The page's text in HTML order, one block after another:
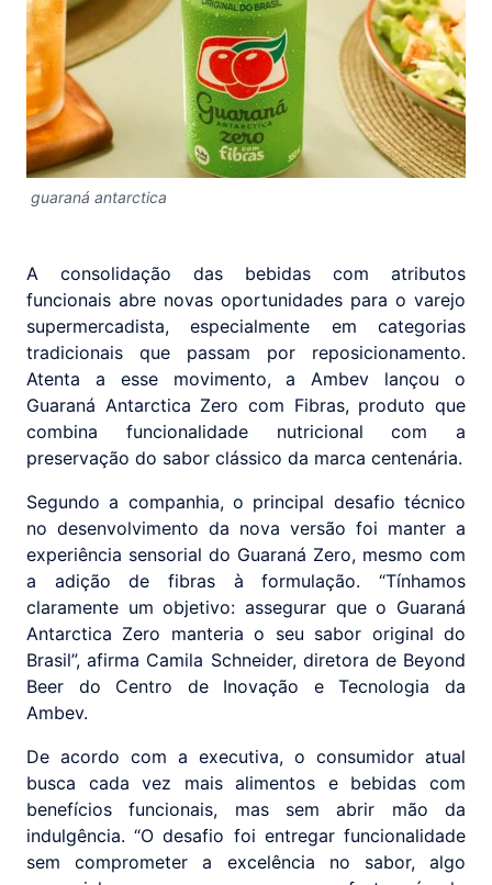
guaraná antarctica
A consolidação das bebidas com atributos
funcionais abre novas oportunidades para o varejo
supermercadista, especialmente em categorias
tradicionais que passam por reposicionamento.
Atenta a esse movimento, a Ambev lançou o
Guaraná Antarctica Zero com Fibras, produto que
combina funcionalidade nutricional com a
preservação do sabor clássico da marca centenária.
Segundo a companhia, o principal desafio técnico
no desenvolvimento da nova versão foi manter a
experiência sensorial do Guaraná Zero, mesmo com
a adição de fibras à formulação. “Tínhamos
claramente um objetivo: assegurar que o Guaraná
Antarctica Zero manteria o seu sabor original do
Brasil”, afirma Camila Schneider, diretora de Beyond
Beer do Centro de Inovação e Tecnologia da
Ambev.
De acordo com a executiva, o consumidor atual
busca cada vez mais alimentos e bebidas com
benefícios funcionais, mas sem abrir mão da
indulgência. “O desafio foi entregar funcionalidade
sem comprometer a excelência no sabor, algo